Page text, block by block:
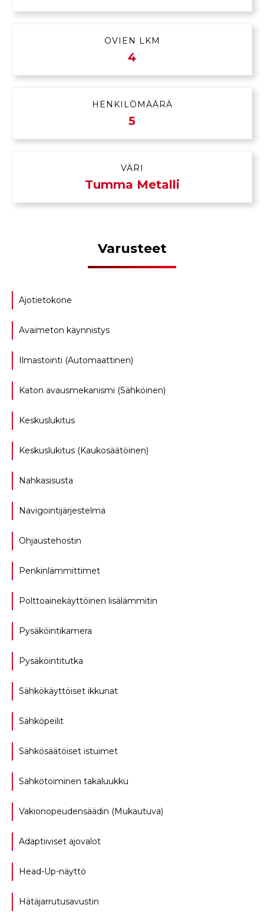
OVIEN LKM
4
HENKILÖMÄÄRÄ
5
VÄRI
Tumma Metalli
Varusteet
Ajotietokone
Avaimeton käynnistys
Ilmastointi (Automaattinen)
Katon avausmekanismi (Sähköinen)
Keskuslukitus
Keskuslukitus (Kaukosäätöinen)
Nahkasisusta
Navigointijärjestelmä
Ohjaustehostin
Penkinlämmittimet
Polttoainekäyttöinen lisälämmitin
Pysäköintikamera
Pysäköintitutka
Sähkökäyttöiset ikkunat
Sähköpeilit
Sähkösäätöiset istuimet
Sähkötoiminen takaluukku
Vakionopeudensäädin (Mukautuva)
Adaptiiviset ajovalot
Head-Up-näyttö
Hätäjarrutusavustin